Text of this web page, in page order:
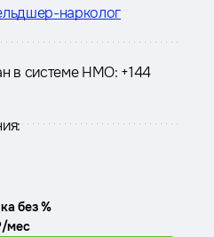
нарколог
в системе НМО: +144
без %
мес